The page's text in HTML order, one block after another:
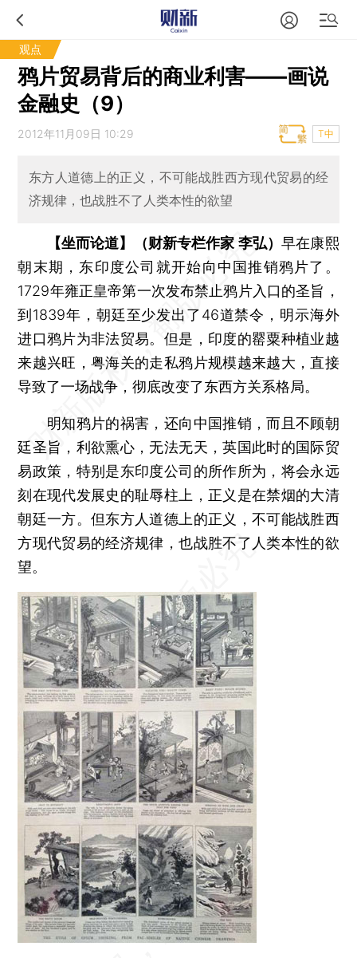
观点
鸦片贸易背后的商业利害——画说
金融史（9）
2012年11月09日 10:29 T中
东方人道德上的正义，不可能战胜西方现代贸易的经
济规律，也战胜不了人类本性的欲望
【坐而论道】（财新专栏作家 李弘）早在康熙
朝末期，东印度公司就开始向中国推销鸦片了。
1729年雍正皇帝第一次发布禁止鸦片入口的圣旨，
到1839年，朝廷至少发出了46道禁令，明示海外
进口鸦片为非法贸易。但是，印度的罂粟种植业越
来越兴旺，粤海关的走私鸦片规模越来越大，直接
导致了一场战争，彻底改变了东西方关系格局。
明知鸦片的祸害，还向中国推销，而且不顾朝
廷圣旨，利欲熏心，无法无天，英国此时的国际贸
易政策，特别是东印度公司的所作所为，将会永远
刻在现代发展史的耻辱柱上，正义是在禁烟的大清
朝廷一方。但东方人道德上的正义，不可能战胜西
方现代贸易的经济规律，也战胜不了人类本性的欲
望。